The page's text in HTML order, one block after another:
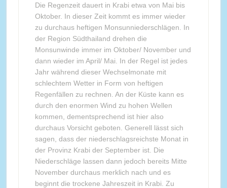
Die Regenzeit dauert in Krabi etwa von Mai bis
Oktober. In dieser Zeit kommt es immer wieder
zu durchaus heftigen Monsunniederschlägen. In
der Region Südthailand drehen die
Monsunwinde immer im Oktober/ November und
dann wieder im April/ Mai. In der Regel ist jedes
Jahr während dieser Wechselmonate mit
schlechtem Wetter in Form von heftigen
Regenfällen zu rechnen. An der Küste kann es
durch den enormen Wind zu hohen Wellen
kommen, dementsprechend ist hier also
durchaus Vorsicht geboten. Generell lässt sich
sagen, dass der niederschlagsreichste Monat in
der Provinz Krabi der September ist. Die
Niederschläge lassen dann jedoch bereits Mitte
November durchaus merklich nach und es
beginnt die trockene Jahreszeit in Krabi. Zu